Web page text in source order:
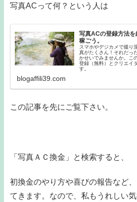
写真ACって何？という人は
写真ACの登録方法
稼ごう。
スマホやデジカメで撮り
真がたくさん！それだっ
かせいでみませんか。こ
登録（無料）とクリエイ
す。
blogaffili39.com
この記事を先にご覧下さい。
「写真ＡＣ換金」と検索すると、
初換金のやり方や喜びの報告など
てきます。なので、私もうれしい